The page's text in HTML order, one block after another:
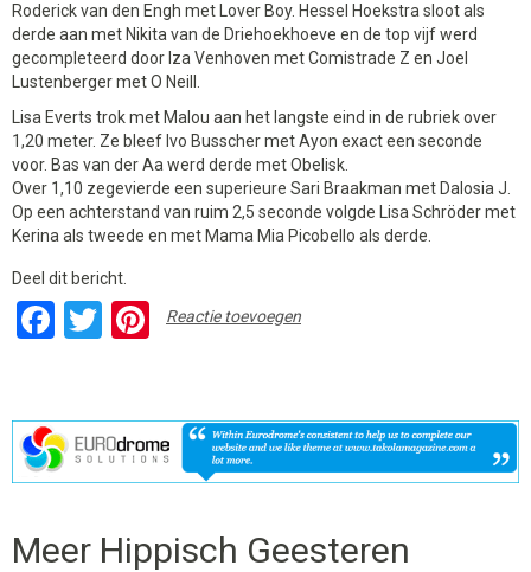
Roderick van den Engh met Lover Boy. Hessel Hoekstra sloot als
derde aan met Nikita van de Driehoekhoeve en de top vijf werd
gecompleteerd door Iza Venhoven met Comistrade Z en Joel
Lustenberger met O Neill.
Lisa Everts trok met Malou aan het langste eind in de rubriek over
1,20 meter. Ze bleef Ivo Busscher met Ayon exact een seconde
voor. Bas van der Aa werd derde met Obelisk.
Over 1,10 zegevierde een superieure Sari Braakman met Dalosia J.
Op een achterstand van ruim 2,5 seconde volgde Lisa Schröder met
Kerina als tweede en met Mama Mia Picobello als derde.
Deel dit bericht.
Facebook
TwitterPinterest
Reactie toevoegen
Meer Hippisch Geesteren